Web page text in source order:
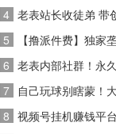
4 老表站长收徒弟 带
5
【撸派件费】独家
6 老表内部社群！永
7 自己玩球别瞎蒙！
8 视频号挂机赚钱平台